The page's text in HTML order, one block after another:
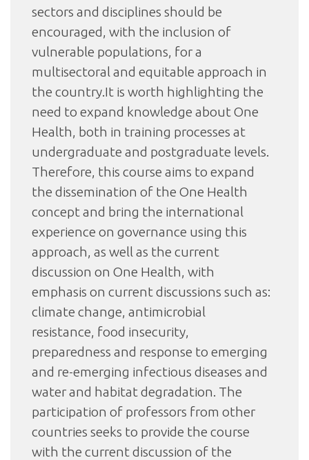
sectors and disciplines should be
encouraged, with the inclusion of
vulnerable populations, for a
multisectoral and equitable approach in
the country.It is worth highlighting the
need to expand knowledge about One
Health, both in training processes at
undergraduate and postgraduate levels.
Therefore, this course aims to expand
the dissemination of the One Health
concept and bring the international
experience on governance using this
approach, as well as the current
discussion on One Health, with
emphasis on current discussions such as:
climate change, antimicrobial
resistance, food insecurity,
preparedness and response to emerging
and re-emerging infectious diseases and
water and habitat degradation. The
participation of professors from other
countries seeks to provide the course
with the current discussion of the